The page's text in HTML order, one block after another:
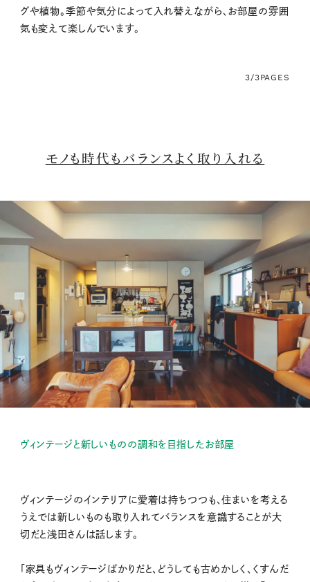
グや植物。季節や気分によって入れ替えながら、お部屋の雰囲
気も変えて楽しんでいます。
3/3PAGES
モノも時代もバランスよく取り入れる
ヴィンテージと新しいものの調和を目指したお部屋
ヴィンテージのインテリアに愛着は持ちつつも、住まいを考える
うえでは新しいものも取り入れてバランスを意識することが大
切だと浅田さんは話します。
「家具もヴィンテージばかりだと、どうしても古めかしく、くすんだ